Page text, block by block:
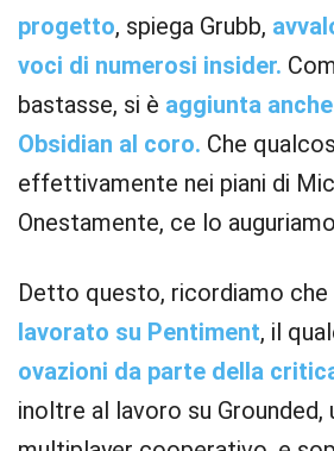
progetto, spiega Grubb,
voci di numerosi insider.
bastasse, si è aggiunta
Obsidian al coro. Che
effettivamente nei piani di
Onestamente, ce lo
Detto questo, ricordiamo che
lavorato su Pentiment, il
ovazioni da parte della
inoltre al lavoro su Grounded,